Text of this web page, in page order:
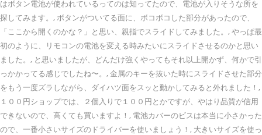
はボタン電池が使われているってのは知ってたので、電池が入りそうな所を
探してみます。, ボタンがついてる面に、ボコボコした部分があったので、
「ここから開くのかな？」と思い、親指でスライドしてみました。, やっぱ最
初のように、リモコンの電池を変える時みたいにスライドさせるのかと思い
ました。, と思いましたが、どんだけ強くやってもそれ以上開かず、何かで引
っかかってる感じでしたね〜。, 金属のキーを抜いた時にスライドさせた部分
をもう一度ズラしながら、ダイハツ面をスッと動かしてみると外れました！,
１００円ショップでは、２個入りで１００円とかですが、やはり品質が信用
できないので、高くても買いますよ！, 電池カバーのビスは本当に小さかった
ので、一番小さいサイズのドライバーを使いましょう！, 大きいサイズを使っ